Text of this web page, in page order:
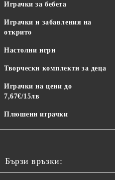
Играчки за бебета
Играчки и забавления на
открито
Настолни игри
Творчески комплекти за деца
Играчки на цени до
7,67€/15лв
Плюшени играчки
Бързи връзки: